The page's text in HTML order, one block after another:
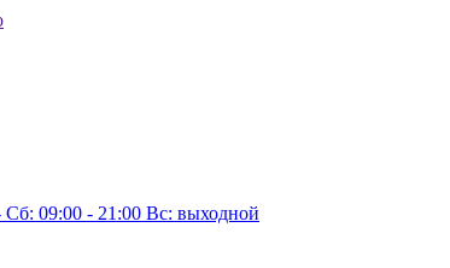
09:00 - 21:00 Вc: выходной